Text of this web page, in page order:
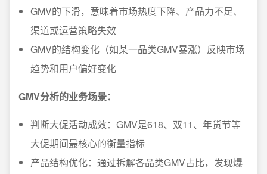
GMV的下滑，意味着市场热度下降、产品力不足、
渠道或运营策略失效
GMV的结构变化（如某一品类GMV暴涨）反映市场
趋势和用户偏好变化
GMV分析的业务场景：
判断大促活动成效：GMV是618、双11、年货节等
大促期间最核心的衡量指标
产品结构优化：通过拆解各品类GMV占比，发现爆